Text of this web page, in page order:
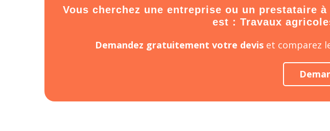
Vous cherchez une entreprise ou un prestataire
est : Travaux
Demandez gratuitement votre deviset comparez